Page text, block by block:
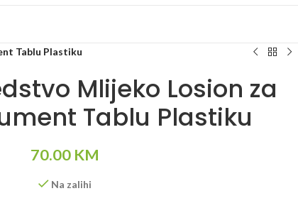
Tablu Plastiku
Mlijeko Losion za
Tablu Plastiku
70.00 KM
Na zalihi